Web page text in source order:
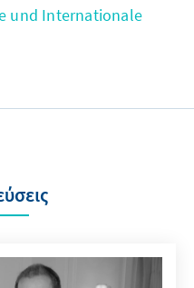
und Internationale